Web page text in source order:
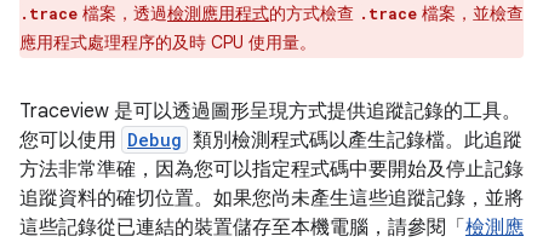
.trace 檔案，透過檢測應用程式的方式檢查 .trace 檔案，並檢查
應用程式處理程序的及時 CPU 使用量。
Traceview 是可以透過圖形呈現方式提供追蹤記錄的工具。
您可以使用 Debug 類別檢測程式碼以產生記錄檔。此追蹤
方法非常準確，因為您可以指定程式碼中要開始及停止記錄
追蹤資料的確切位置。如果您尚未產生這些追蹤記錄，並將
這些記錄從已連結的裝置儲存至本機電腦，請參閱「 檢測應